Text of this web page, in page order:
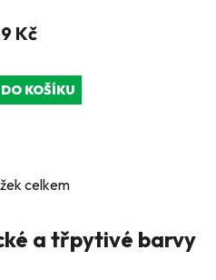
Kč
DO KOŠÍKU
O
l
á
celkem
a třpytivé barvy